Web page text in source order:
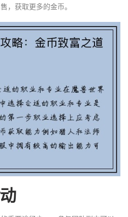
，获取更多的金币。